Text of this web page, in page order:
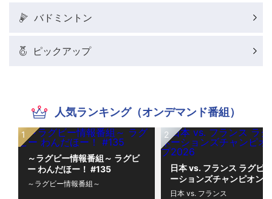
バドミントン
ピックアップ
人気ランキング（オンデマンド番組）
～ラグビー情報番組～ ラグビ
ー わんだほー！ #135
～ラグビー情報番組～
日本 vs. フランス ラグビ
ーションズチャンピオン
プ2026
日本 vs. フランス